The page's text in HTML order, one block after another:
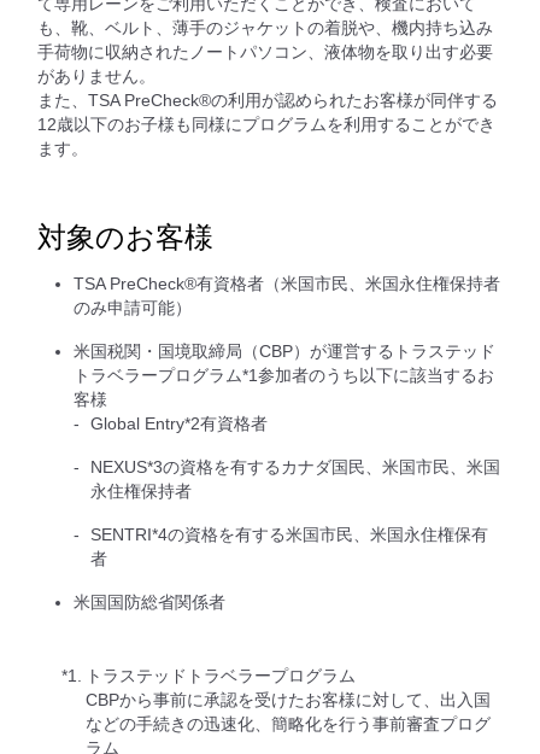
も、靴、ベルト、薄手のジャケットの着脱や、機内持ち込み
手荷物に収納されたノートパソコン、液体物を取り出す必要
がありません。
また、TSA PreCheck®の利用が認められたお客様が同伴する
12歳以下のお子様も同様にプログラムを利用することができ
ます。
対象のお客様
TSA PreCheck®有資格者（米国市民、米国永住権保持者
のみ申請可能）
米国税関・国境取締局（CBP）が運営するトラステッド
トラベラープログラム*1参加者のうち以下に該当するお
客様
Global Entry*2有資格者
NEXUS*3の資格を有するカナダ国民、米国市民、米国
永住権保持者
SENTRI*4の資格を有する米国市民、米国永住権保有
者
米国国防総省関係者
*1.
トラステッドトラベラープログラム
CBPから事前に承認を受けたお客様に対して、出入国
などの手続きの迅速化、簡略化を行う事前審査プログ
ラム